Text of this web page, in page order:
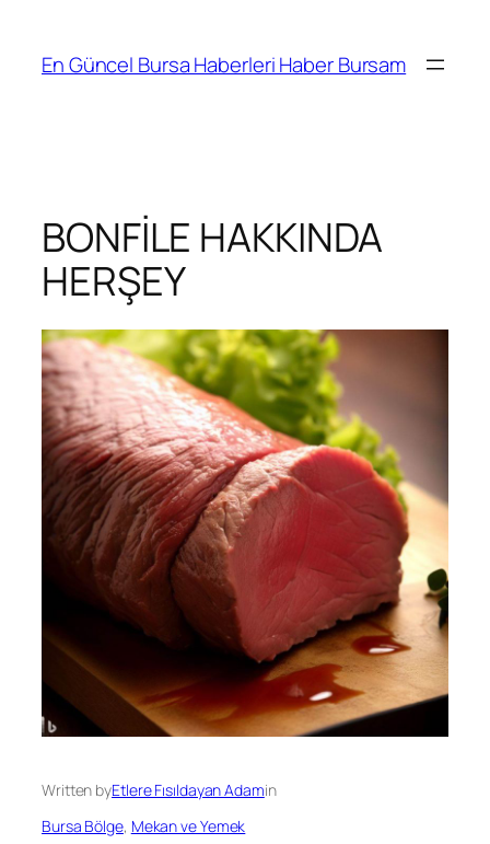
En Güncel Bursa Haberleri Haber Bursam
BONFİLE HAKKINDA
HERŞEY
Written byEtlere Fısıldayan Adamin
Bursa Bölge, Mekan ve Yemek